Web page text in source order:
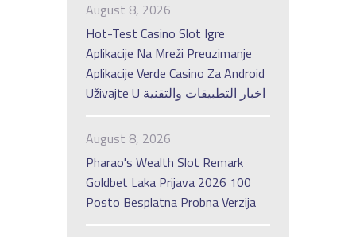
August 8, 2026
Hot-Test Casino Slot Igre
Aplikacije Na Mreži Preuzimanje
Aplikacije Verde Casino Za Android
Uživajte U اخبار التطبيقات والتقنية
August 8, 2026
Pharao's Wealth Slot Remark
Goldbet Laka Prijava 2026 100
Posto Besplatna Probna Verzija